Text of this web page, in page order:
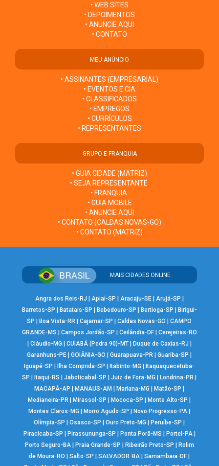
• WEB SITES
• DEPOIMENTOS
• ANUNCIE AQUI
• CONTATO
MEU ANÚNCIO
• ASSINANTES (EMPRESARIAL)
• EVENTOS E CIA
• CLASSIFICADOS
• EMPREGOS
• CURRÍCULOS
• REPRESENTANTES
GRUPO E FRANQUIA
• GUIA CIDADE (MATRIZ)
• SEJA REPRESENTANTE
• FRANQUIA
• GUIA MOBILE
• ANUNCIE AQUI
• CONTATO (CALDAS NOVAS-GO)
• CONTATO (MATRIZ)
MAIS CIDADES ONLINE
Angra dos Reis-RJ Apiaí-SP Aracaju-SE| Arujá-SP
Barretos-SP
Batatais-SP Bebedouro-SP Bertioga-SP
Birigui-
SP
Boa Vista-RR |Cajamar-SP |Caldas Novas-GO |CAMPO
GRANDE-MS
Campos Jordão-SP Ceilândia-DF| Cerejeiras-RO
Cláudio-MG CUIABÁ (Pedra 90)-MT| Duque de Caxias-RJ
Garanhuns-PE |GOIÂNIA-GO |Guarapuava-PR |Guariba-SP
Iguapé-SP
Ilha Comprida-SP Itabirito-MG
Itaquaquecetuba-
SP
Itaqui-RS |Jaboticabal-SP |Juiz de Fora-MG Londrina-PR
MACAPÁ-AP
MANAUS-AM Mariana-MG Matão-SP
Medianeira-PR
Mirassol-SP Mococa-SP Monte Alto-SP
Montes Claros-MG
Morro Agudo-SP Novo Progresso-PA
Olímpia-SP
|Osasco-SP |Ouro Preto-MG Peruíbe-SP
Piracicaba-SP
Pirassununga-SP Ponta Porã-MS Portel-PA|
Porto Seguro-BA| Praia Grande-SP Ribeirão Preto-SP
Rolim
de Moura-RO
|Salto-SP |SALVADOR-BA |Samambaia-DF